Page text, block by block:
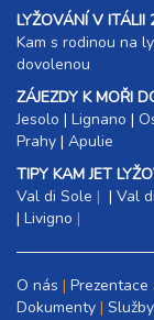
LYŽOVÁNÍ V
Kam s rodinou na
dovolenou
ZÁJEZDY K MOŘI
Jesolo | Lignano |
Prahy | Apulie
TIPY KAM JET
Val di Sole
| Val
| Livigno
O nás
Dokumenty Služby